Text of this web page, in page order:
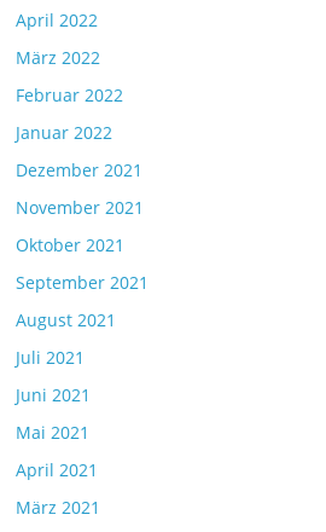
April 2022
März 2022
Februar 2022
Januar 2022
Dezember 2021
November 2021
Oktober 2021
September 2021
August 2021
Juli 2021
Juni 2021
Mai 2021
April 2021
März 2021